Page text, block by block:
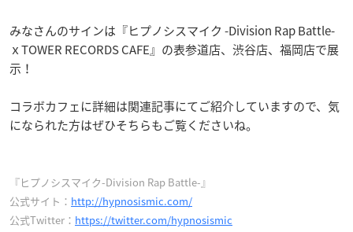
みなさんのサインは『ヒプノシスマイク -Division Rap Battle-
ｘTOWER RECORDS CAFE』の表参道店、渋谷店、福岡店で展
示！
コラボカフェに詳細は関連記事にてご紹介していますので、気
になられた方はぜひそちらもご覧くださいね。
『ヒプノシスマイク-Division Rap Battle-』
公式サイト： http://hypnosismic.com/
公式Twitter： https://twitter.com/hypnosismic